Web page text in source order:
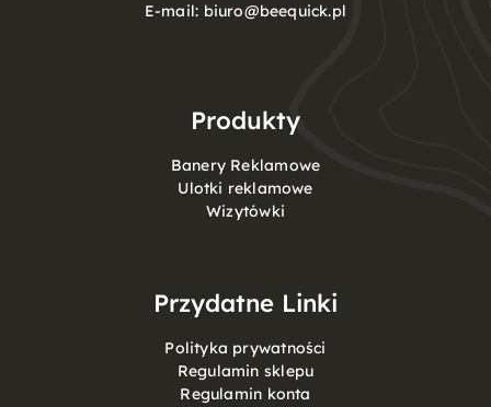
E-mail: biuro@beequick.pl
Produkty
Banery Reklamowe
Ulotki reklamowe
Wizytówki
Przydatne Linki
Polityka prywatności
Regulamin sklepu
Regulamin konta